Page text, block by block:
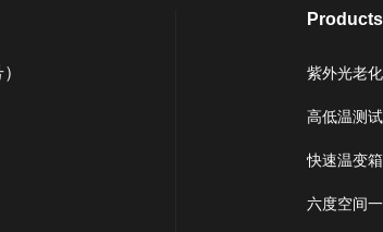
Products
紫外光老
高低温测
快速温变箱
六度空间